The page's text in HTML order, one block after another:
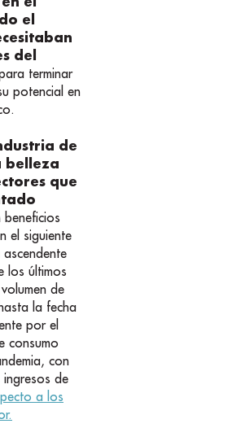
el
del
terminar
potencial en
de
belleza
que
beneficios
el siguiente
los últimos
de
la fecha
por el
consumo
con
ingresos de
a los